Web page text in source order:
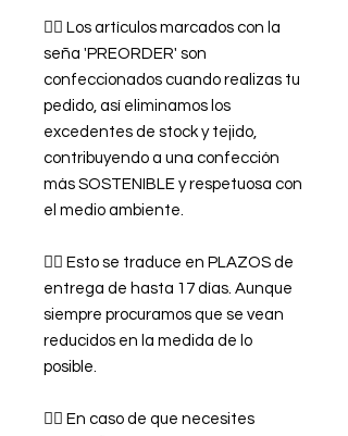
👉🏿 Los artículos marcados con la
seña 'PREORDER' son
confeccionados cuando realizas tu
pedido, así eliminamos los
excedentes de stock y tejido,
contribuyendo a una confección
más SOSTENIBLE y respetuosa con
el medio ambiente.
👉🏿 Esto se traduce en PLAZOS de
entrega de hasta 17 días. Aunque
siempre procuramos que se vean
reducidos en la medida de lo
posible.
👉🏿 En caso de que necesites